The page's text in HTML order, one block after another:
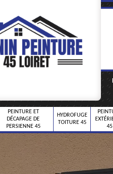
PEINTURE ET
DÉCAPAGE DE
PERSIENNE 45
HYDROFUGE
TOITURE 45
45